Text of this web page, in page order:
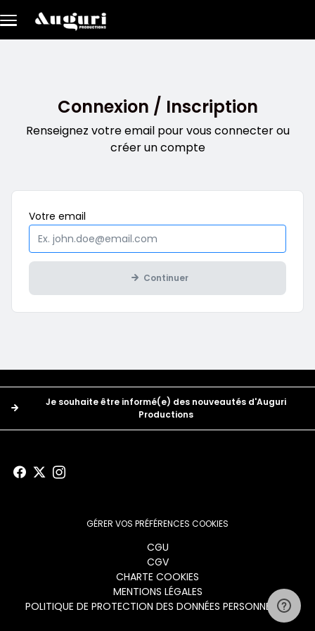
Connexion / Inscription
Renseignez votre email pour vous connecter ou
créer un compte
Votre email
Continuer
Je souhaite être informé(e) des nouveautés d'Auguri
Productions
GÉRER VOS PRÉFÉRENCES COOKIES
CGU
CGV
CHARTE COOKIES
MENTIONS LÉGALES
POLITIQUE DE PROTECTION DES DONNÉES PERSONNELLES